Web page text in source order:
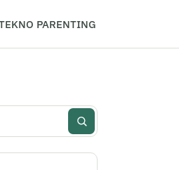
PARENTING